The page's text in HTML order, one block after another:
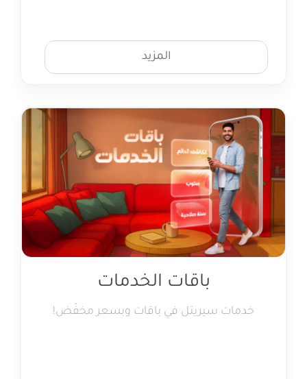
المزيد
باقات الخدمات
خدمات سيريتل في باقات وبسعر مخفّض!